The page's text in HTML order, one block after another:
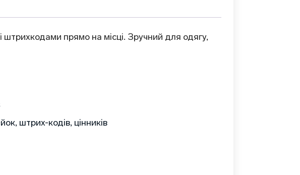
штрихкодами прямо на місці. Зручний для одягу,
штрих-кодів, цінників